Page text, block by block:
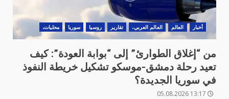
أخبار العالم العالم العربي، تقارير روسيا سوريا محليات،
من “إغلاق الطوارئ” إلى “بوابة العودة”: كيف
تعيد رحلة دمشق-موسكو تشكيل خريطة النفوذ
في سوريا الجديدة؟